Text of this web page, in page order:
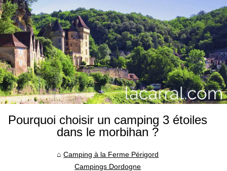
Pourquoi choisir un camping 3 étoiles
dans le morbihan ?
Camping à la Ferme Périgord
Campings Dordogne